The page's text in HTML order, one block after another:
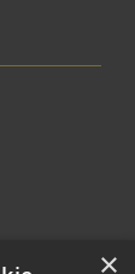
×